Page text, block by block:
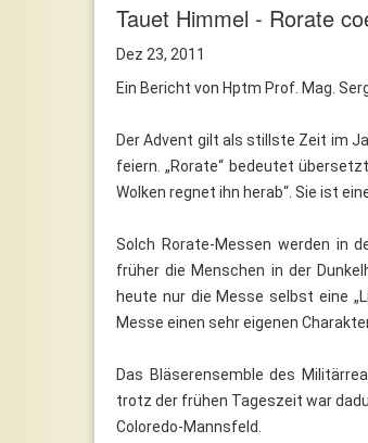
Tauet Himmel - Rorate
Dez 23, 2011
Ein Bericht von Hptm Prof. Mag.
Der Advent gilt als stillste Zeit im
feiern. „Rorate“ bedeutet
Wolken regnet ihn herab“. Sie ist
Solch Rorate-Messen werden in
früher die Menschen in der
heute nur die Messe selbst eine
Messe einen sehr eigenen
Das Bläserensemble des
trotz der frühen Tageszeit war
Coloredo-Mannsfeld.